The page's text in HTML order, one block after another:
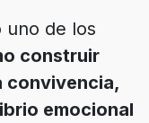
uno de los
construir
convivencia,
emocional